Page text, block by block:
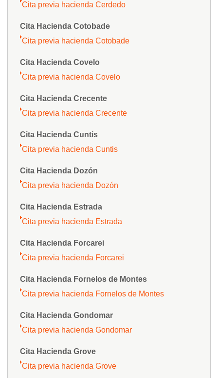
Cita previa hacienda Cerdedo
Cita Hacienda Cotobade
Cita previa hacienda Cotobade
Cita Hacienda Covelo
Cita previa hacienda Covelo
Cita Hacienda Crecente
Cita previa hacienda Crecente
Cita Hacienda Cuntis
Cita previa hacienda Cuntis
Cita Hacienda Dozón
Cita previa hacienda Dozón
Cita Hacienda Estrada
Cita previa hacienda Estrada
Cita Hacienda Forcarei
Cita previa hacienda Forcarei
Cita Hacienda Fornelos de Montes
Cita previa hacienda Fornelos de Montes
Cita Hacienda Gondomar
Cita previa hacienda Gondomar
Cita Hacienda Grove
Cita previa hacienda Grove